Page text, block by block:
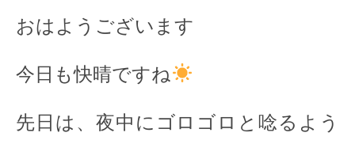
おはようございます
今日も快晴ですね
先日は、夜中にゴロゴロと唸るよう